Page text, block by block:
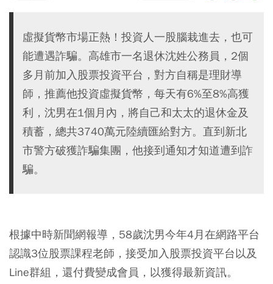
虛擬貨幣市場正熱！投資人一股腦栽進去，也可
能遭遇詐騙。高雄市一名退休沈姓公務員，2個
多月前加入股票投資平台，對方自稱是理財導
師，推薦他投資虛擬貨幣，每天有6%至8%高獲
利，沈男在1個月內，將自己和太太的退休金及
積蓄，總共3740萬元陸續匯給對方。直到新北
市警方破獲詐騙集團，他接到通知才知道遭到詐
騙。
根據中時新聞網報導，58歲沈男今年4月在網路平台
認識3位股票課程老師，接受加入股票投資平台以及
Line群組，還付費變成會員，以獲得最新資訊。